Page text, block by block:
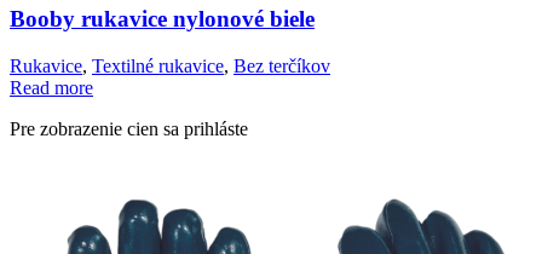
Booby rukavice nylonové biele
Rukavice, Textilné rukavice, Bez terčíkov
Read more
Pre zobrazenie cien sa prihláste